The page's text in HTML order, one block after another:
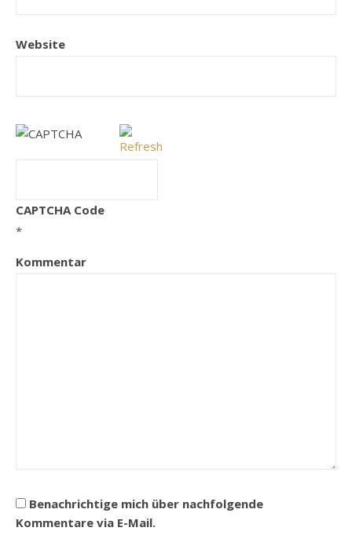
Website
CAPTCHA Code
*
Kommentar
Benachrichtige mich über nachfolgende
Kommentare via E-Mail.